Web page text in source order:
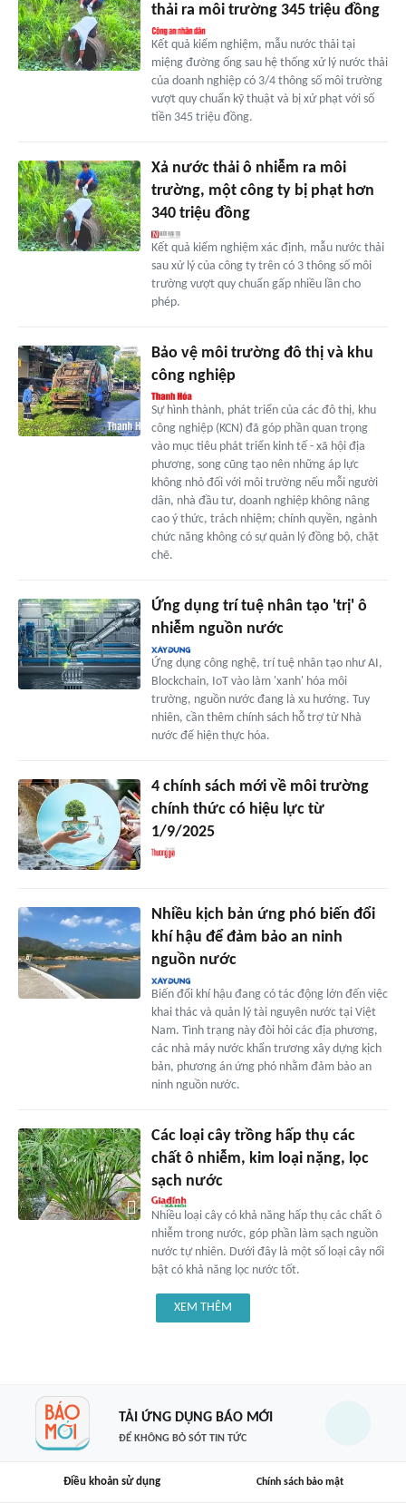
thải ra môi trường 345 triệu đồng
Kết quả kiểm nghiệm, mẫu nước thải tại
miệng đường ống sau hệ thống xử lý nước thải
của doanh nghiệp có 3/4 thông số môi trường
vượt quy chuẩn kỹ thuật và bị xử phạt với số
tiền 345 triệu đồng.
Xả nước thải ô nhiễm ra môi
trường, một công ty bị phạt hơn
340 triệu đồng
Kết quả kiểm nghiệm xác định, mẫu nước thải
sau xử lý của công ty trên có 3 thông số môi
trường vượt quy chuẩn gấp nhiều lần cho
phép.
Bảo vệ môi trường đô thị và khu
công nghiệp
Sự hình thành, phát triển của các đô thị, khu
công nghiệp (KCN) đã góp phần quan trọng
vào mục tiêu phát triển kinh tế - xã hội địa
phương, song cũng tạo nên những áp lực
không nhỏ đối với môi trường nếu mỗi người
dân, nhà đầu tư, doanh nghiệp không nâng
cao ý thức, trách nhiệm; chính quyền, ngành
chức năng không có sự quản lý đồng bộ, chặt
chẽ.
Ứng dụng trí tuệ nhân tạo 'trị' ô
nhiễm nguồn nước
Ứng dụng công nghệ, trí tuệ nhân tạo như AI,
Blockchain, IoT vào làm 'xanh' hóa môi
trường, nguồn nước đang là xu hướng. Tuy
nhiên, cần thêm chính sách hỗ trợ từ Nhà
nước để hiện thực hóa.
4 chính sách mới về môi trường
chính thức có hiệu lực từ
1/9/2025
Nhiều kịch bản ứng phó biến đổi
khí hậu để đảm bảo an ninh
nguồn nước
Biến đổi khí hậu đang có tác động lớn đến việc
khai thác và quản lý tài nguyên nước tại Việt
Nam. Tình trạng này đòi hỏi các địa phương,
các nhà máy nước khẩn trương xây dựng kịch
bản, phương án ứng phó nhằm đảm bảo an
ninh nguồn nước.
Các loại cây trồng hấp thụ các
chất ô nhiễm, kim loại nặng, lọc
sạch nước
Nhiều loại cây có khả năng hấp thụ các chất ô
nhiễm trong nước, góp phần làm sạch nguồn
nước tự nhiên. Dưới đây là một số loại cây nổi
bật có khả năng lọc nước tốt.
XEM THÊM
TẢI ỨNG DỤNG BÁO MỚI
ĐỂ KHÔNG BỎ SÓT TIN TỨC
Điều khoản sử dụng Chính sách bảo mật